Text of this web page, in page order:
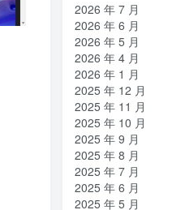
2026 年 7 月
2026 年 6 月
2026 年 5 月
2026 年 4 月
2026 年 1 月
2025 年 12 月
2025 年 11 月
2025 年 10 月
2025 年 9 月
2025 年 8 月
2025 年 7 月
2025 年 6 月
2025 年 5 月